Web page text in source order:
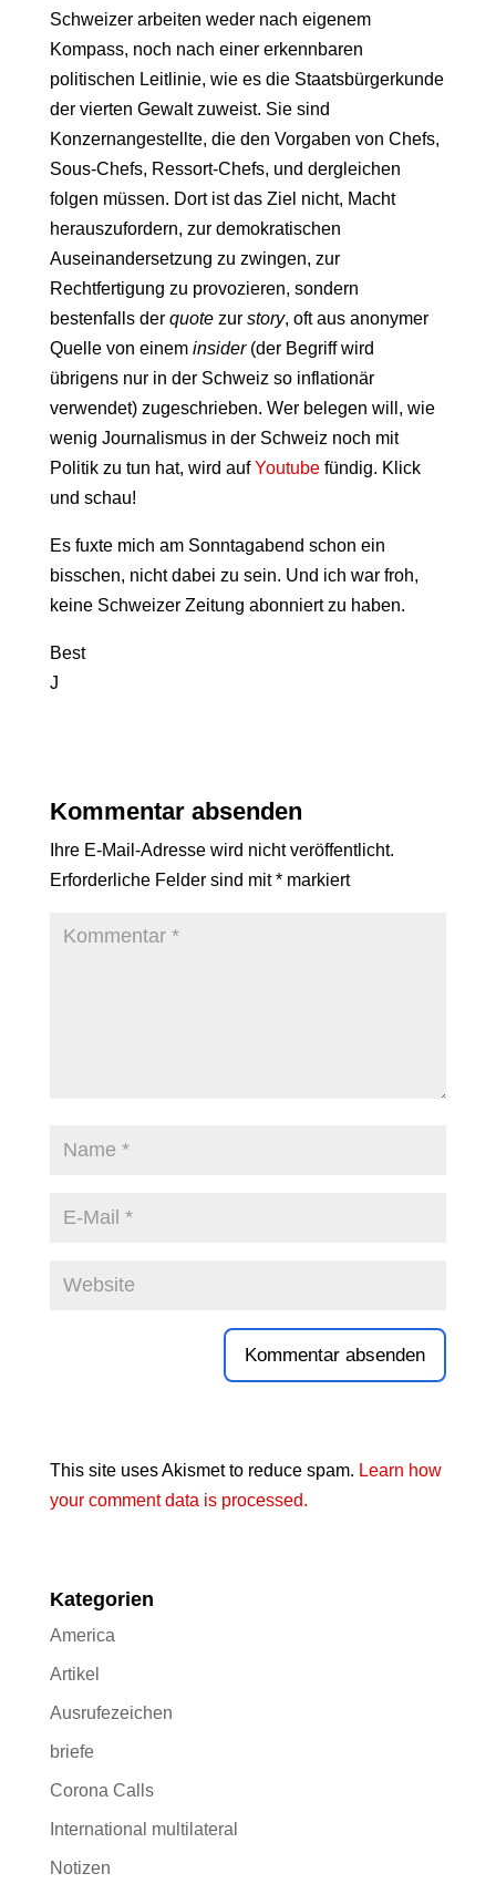
Schweizer arbeiten weder nach eigenem
Kompass, noch nach einer erkennbaren
politischen Leitlinie, wie es die Staatsbürgerkunde
der vierten Gewalt zuweist. Sie sind
Konzernangestellte, die den Vorgaben von Chefs,
Sous-Chefs, Ressort-Chefs, und dergleichen
folgen müssen. Dort ist das Ziel nicht, Macht
herauszufordern, zur demokratischen
Auseinandersetzung zu zwingen, zur
Rechtfertigung zu provozieren, sondern
bestenfalls der quote zur story, oft aus anonymer
Quelle von einem insider (der Begriff wird
übrigens nur in der Schweiz so inflationär
verwendet) zugeschrieben. Wer belegen will, wie
wenig Journalismus in der Schweiz noch mit
Politik zu tun hat, wird aufYoutubefündig. Klick
und schau!
Es fuxte mich am Sonntagabend schon ein
bisschen, nicht dabei zu sein. Und ich war froh,
keine Schweizer Zeitung abonniert zu haben.
Best
J
Kommentar absenden
Ihre E-Mail-Adresse wird nicht veröffentlicht.
Erforderliche Felder sind mit*markiert
This site uses Akismet to reduce spam. Learn how
your comment data is processed.
Kategorien
America
Artikel
Ausrufezeichen
briefe
Corona Calls
International multilateral
Notizen